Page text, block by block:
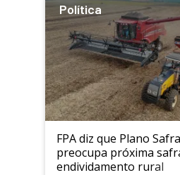
Política
FPA diz que Plano
preocupa próxima
endividamento rural